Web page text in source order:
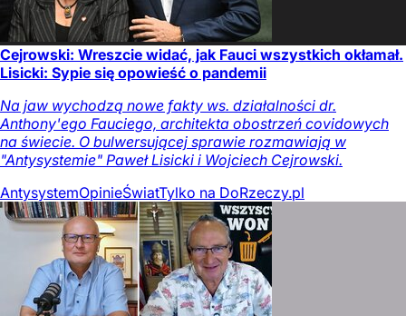
Cejrowski: Wreszcie widać, jak Fauci wszystkich okłamał.
Lisicki: Sypie się opowieść o pandemii
Na jaw wychodzą nowe fakty ws. działalności dr.
Anthony'ego Fauciego, architekta obostrzeń covidowych
na świecie. O bulwersującej sprawie rozmawiają w
"Antysystemie" Paweł Lisicki i Wojciech Cejrowski.
AntysystemOpinieŚwiatTylko na DoRzeczy.pl